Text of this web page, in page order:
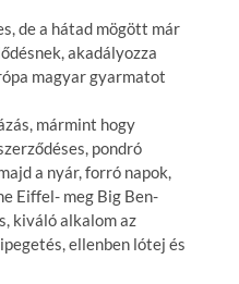
de a hátad mögött már
akadályozza
magyar gyarmatot
mármint hogy
pondró
a nyár, forró napok,
Eiffel- meg Big Ben-
kiváló alkalom az
ellenben lótej és